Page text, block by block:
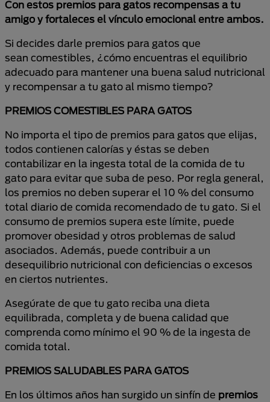
Con estos premios para gatos recompensas a tu
amigo y fortaleces el vínculo emocional entre ambos.
Si decides darle premios para gatos que
sean comestibles, ¿cómo encuentras el equilibrio
adecuado para mantener una buena salud nutricional
y recompensar a tu gato al mismo tiempo?
PREMIOS COMESTIBLES PARA GATOS
No importa el tipo de premios para gatos que elijas,
todos contienen calorías y éstas se deben
contabilizar en la ingesta total de la comida de tu
gato para evitar que suba de peso. Por regla general,
los premios no deben superar el 10 % del consumo
total diario de comida recomendado de tu gato. Si el
consumo de premios supera este límite, puede
promover obesidad y otros problemas de salud
asociados. Además, puede contribuir a un
desequilibrio nutricional con deficiencias o excesos
en ciertos nutrientes.
Asegúrate de que tu gato reciba una dieta
equilibrada, completa y de buena calidad que
comprenda como mínimo el 90 % de la ingesta de
comida total.
PREMIOS SALUDABLES PARA GATOS
En los últimos años han surgido un sinfín de premios